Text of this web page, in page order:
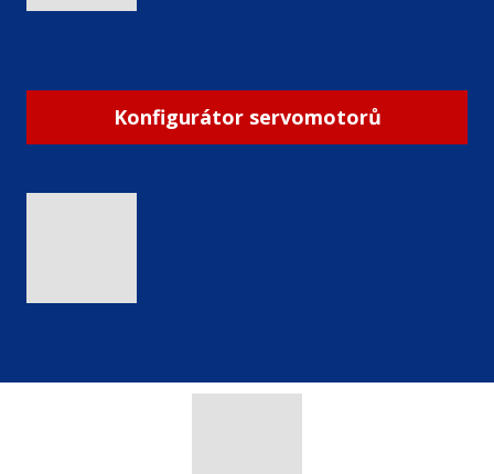
Konfigurátor servomotorů